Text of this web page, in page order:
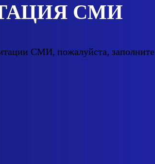
СМИ
СМИ, пожалуйста, заполните